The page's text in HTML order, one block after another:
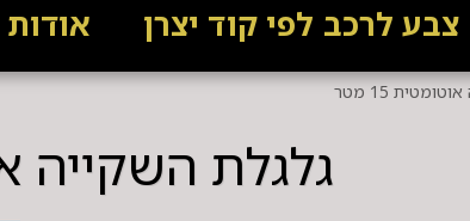
צבע לרכב לפי קוד יצרן אודות
15 מטר
גלגלת השקייה